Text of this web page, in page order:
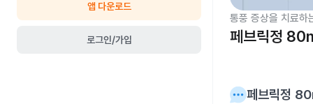
앱 다운로드
로그인/가입
통풍 증상을 치료하
페브릭정
페브릭정